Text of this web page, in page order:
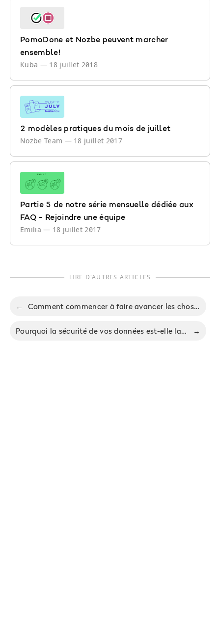
PomoDone et Nozbe peuvent marcher
ensemble!
Kuba — 18 juillet 2018
2 modèles pratiques du mois de juillet
Nozbe Team — 18 juillet 2017
Partie 5 de notre série mensuelle dédiée aux
FAQ - Rejoindre une équipe
Emilia— 18 juillet 2017
LIRE D'AUTRES ARTICLES
← Comment commencer à faire avancer les choses avec Nozbe?
Pourquoi la sécurité de vos données est-elle la grande priorité de Nozbe →